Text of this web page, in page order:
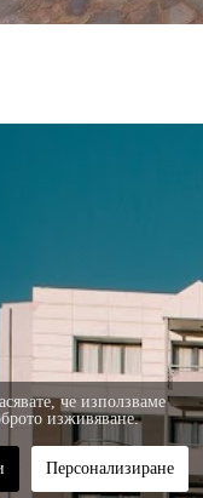
че използваме
изживяване.
Персонализиране